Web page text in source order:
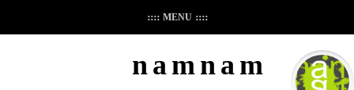
:::: MENU ::::
n a m n a m